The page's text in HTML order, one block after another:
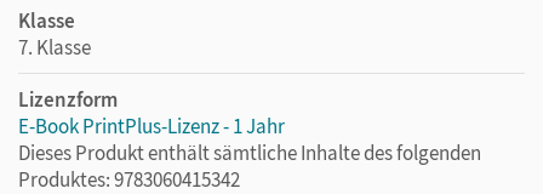
Klasse
7. Klasse
Lizenzform
E-Book PrintPlus-Lizenz - 1 Jahr
Dieses Produkt enthält sämtliche Inhalte des folgenden
Produktes: 9783060415342